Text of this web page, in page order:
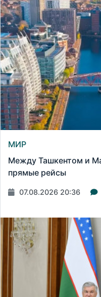
МИР
Между Ташкентом и
прямые рейсы
07.08.2026 20:36